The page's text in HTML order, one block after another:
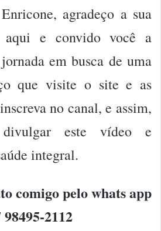
agradeço a sua
aqui e convido você a
em busca de uma
que visite o site e as
no canal, e assim,
este vídeo e
integral.
comigo pelo whats app
98495-2112